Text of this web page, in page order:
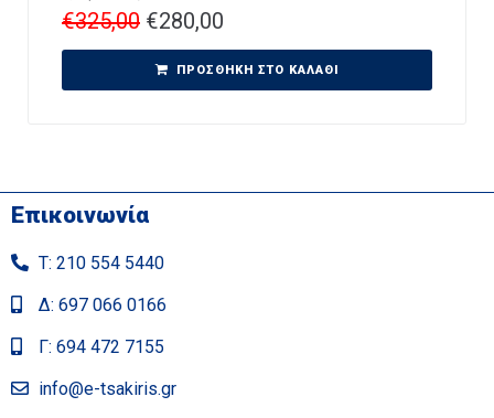
€325,00 €280,00
ΠΡΟΣΘΉΚΗ ΣΤΟ ΚΑΛΆΘΙ
Επικοινωνία
Τ: 210 554 5440
Δ: 697 066 0166
Γ: 694 472 7155
info@e-tsakiris.gr